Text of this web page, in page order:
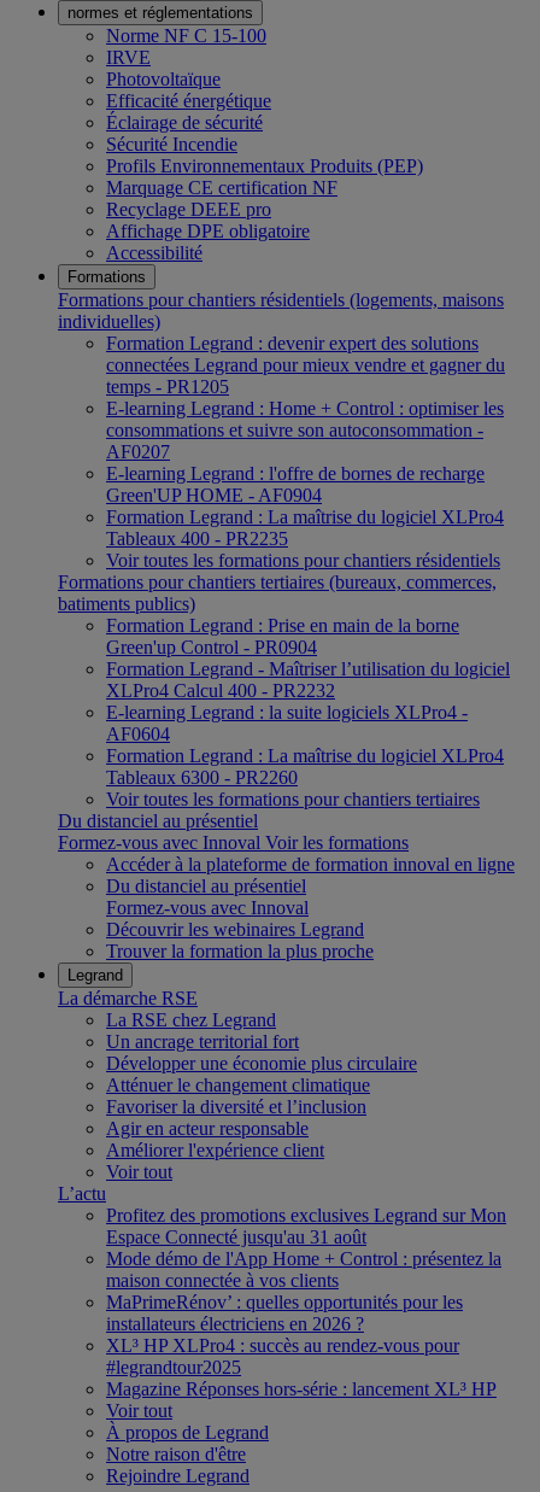
normes et réglementations
Norme NF C 15-100
IRVE
Photovoltaïque
Efficacité énergétique
Éclairage de sécurité
Sécurité Incendie
Profils Environnementaux Produits (PEP)
Marquage CE certification NF
Recyclage DEEE pro
Affichage DPE obligatoire
Accessibilité
Formations
Formations pour chantiers résidentiels (logements, maisons
individuelles)
Formation Legrand : devenir expert des solutions
connectées Legrand pour mieux vendre et gagner du
temps - PR1205
E-learning Legrand : Home + Control : optimiser les
consommations et suivre son autoconsommation -
AF0207
E-learning Legrand : l'offre de bornes de recharge
Green'UP HOME - AF0904
Formation Legrand : La maîtrise du logiciel XLPro4
Tableaux 400 - PR2235
Voir toutes les formations pour chantiers résidentiels
Formations pour chantiers tertiaires (bureaux, commerces,
batiments publics)
Formation Legrand : Prise en main de la borne
Green'up Control - PR0904
Formation Legrand - Maîtriser l’utilisation du logiciel
XLPro4 Calcul 400 - PR2232
E-learning Legrand : la suite logiciels XLPro4 -
AF0604
Formation Legrand : La maîtrise du logiciel XLPro4
Tableaux 6300 - PR2260
Voir toutes les formations pour chantiers tertiaires
Du distanciel au présentiel
Formez-vous avec Innoval Voir les formations
Accéder à la plateforme de formation innoval en ligne
Du distanciel au présentiel
Formez-vous avec Innoval
Découvrir les webinaires Legrand
Trouver la formation la plus proche
Legrand
La démarche RSE
La RSE chez Legrand
Un ancrage territorial fort
Développer une économie plus circulaire
Atténuer le changement climatique
Favoriser la diversité et l’inclusion
Agir en acteur responsable
Améliorer l'expérience client
Voir tout
L’actu
Profitez des promotions exclusives Legrand sur Mon
Espace Connecté jusqu'au 31 août
Mode démo de l'App Home + Control : présentez la
maison connectée à vos clients
MaPrimeRénov’ : quelles opportunités pour les
installateurs électriciens en 2026 ?
XL³ HP XLPro4 : succès au rendez-vous pour
#legrandtour2025
Magazine Réponses hors-série : lancement XL³ HP
Voir tout
À propos de Legrand
Notre raison d'être
Rejoindre Legrand